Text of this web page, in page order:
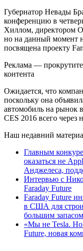
Губернатор Невады
конференцию в
Хиллом, директором
но на данный момент
посвящена проекту
Реклама —
контента
Ожидается, что
поскольку она
автомобиль на рынок
CES 2016 всего через
Наш недавний
Главным
оказаться не
Анджелеса,
Интервью с
Faraday Future
Faraday Future
в США для
большим
«Мы не Tesla.
Future, новая